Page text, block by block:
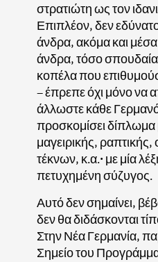
στρατιώτη ως τον
Επιπλέον, δεν
άνδρα, ακόμα και
άνδρα, τόσο σπουδαία
κοπέλα που
– έπρεπε όχι μόνο να
άλλωστε κάθε
προσκομίσει δίπλωμα
μαγειρικής,
τέκνων, κ.α.• με μία
πετυχημένη σύζυγος.
Αυτό δεν σημαίνει,
δεν θα διδάσκονται
Στην Νέα Γερμανία,
Σημείο του